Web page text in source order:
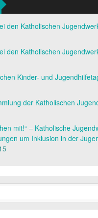
den Katholischen
den Katholischen
Kinder- und
der Katholischen
mit!“ – Katholische
um Inklusion in der